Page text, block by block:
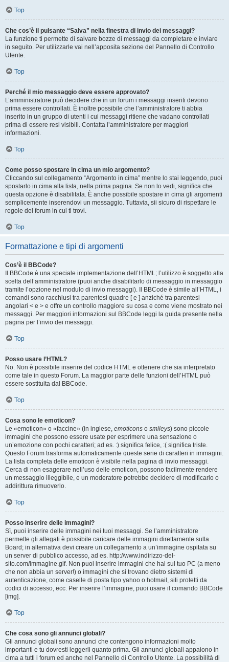
Top
Che cos’è il pulsante “Salva” nella finestra di invio dei messaggi?
La funzione ti permette di salvare bozze di messaggi da completare e inviare
in seguito. Per utilizzarle vai nell’apposita sezione del Pannello di Controllo
Utente.
Top
Perché il mio messaggio deve essere approvato?
L’amministratore può decidere che in un forum i messaggi inseriti devono
prima essere controllati. È inoltre possibile che l’amministratore ti abbia
inserito in un gruppo di utenti i cui messaggi ritiene che vadano controllati
prima di essere resi visibili. Contatta l’amministratore per maggiori
informazioni.
Top
Come posso spostare in cima un mio argomento?
Cliccando sul collegamento “Argomento in cima” mentre lo stai leggendo, puoi
spostarlo in cima alla lista, nella prima pagina. Se non lo vedi, significa che
questa opzione è disabilitata. È anche possibile spostare in cima gli argomenti
semplicemente inserendovi un messaggio. Tuttavia, sii sicuro di rispettare le
regole del forum in cui ti trovi.
Top
Formattazione e tipi di argomenti
Cos’è il BBCode?
Il BBCode è una speciale implementazione dell’HTML; l’utilizzo è soggetto alla
scelta dell’amministratore (puoi anche disabilitarlo di messaggio in messaggio
tramite l’opzione nel modulo di invio messaggi). Il BBCode è simile all’HTML, i
comandi sono racchiusi tra parentesi quadre [ e ] anziché tra parentesi
angolari < e > e offre un controllo maggiore su cosa e come viene mostrato nei
messaggi. Per maggiori informazioni sul BBCode leggi la guida presente nella
pagina per l’invio dei messaggi.
Top
Posso usare l’HTML?
No. Non è possibile inserire del codice HTML e ottenere che sia interpretato
come tale in questo Forum. La maggior parte delle funzioni dell’HTML può
essere sostituita dal BBCode.
Top
Cosa sono le emoticon?
Le «emoticon» o «faccine» (in inglese, emoticons o smileys) sono piccole
immagini che possono essere usate per esprimere una sensazione o
un’emozione con pochi caratteri; ad es. :) significa felice, :( significa triste.
Questo Forum trasforma automaticamente queste serie di caratteri in immagini.
La lista completa delle emoticon è visibile nella pagina di invio messaggi.
Cerca di non esagerare nell’uso delle emoticon, possono facilmente rendere
un messaggio illeggibile, e un moderatore potrebbe decidere di modificarlo o
addirittura rimuoverlo.
Top
Posso inserire delle immagini?
Sì, puoi inserire delle immagini nei tuoi messaggi. Se l’amministratore
permette gli allegati è possibile caricare delle immagini direttamente sulla
Board; in alternativa devi creare un collegamento a un’immagine ospitata su
un server di pubblico accesso, ad es. http://www.indirizzo-del-
sito.com/immagine.gif. Non puoi inserire immagini che hai sul tuo PC (a meno
che non abbia un server!) o immagini che si trovano dietro sistemi di
autenticazione, come caselle di posta tipo yahoo o hotmail, siti protetti da
codici di accesso, ecc. Per inserire l’immagine, puoi usare il comando BBCode
[img].
Top
Che cosa sono gli annunci globali?
Gli annunci globali sono annunci che contengono informazioni molto
importanti e tu dovresti leggerli quanto prima. Gli annunci globali appaiono in
cima a tutti i forum ed anche nel Pannello di Controllo Utente. La possibilità di